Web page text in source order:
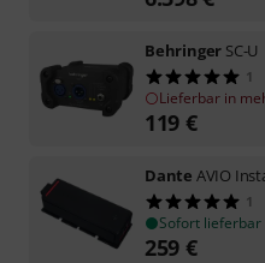
Behringer SC-U
1
Lieferbar in
119 €
Dante AVIO
1
Sofort lieferbar
259 €